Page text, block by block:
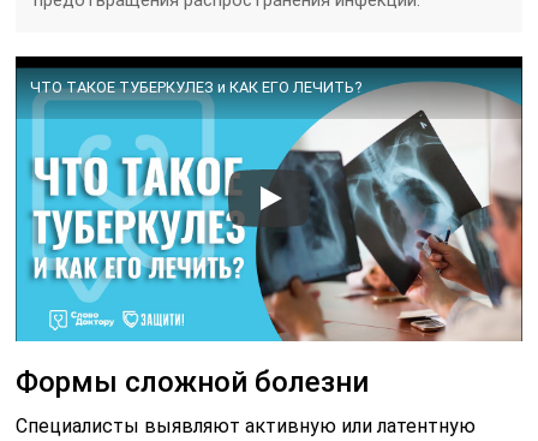
ЧТО ТАКОЕ ТУБЕРКУЛЕЗ и КАК ЕГО ЛЕЧИТЬ?
Формы сложной болезни
Специалисты выявляют активную или латентную